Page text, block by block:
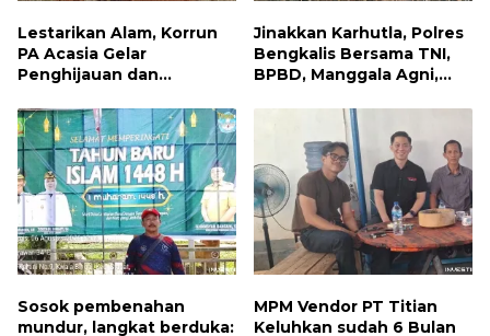
Lestarikan Alam, Korrun
PA Acasia Gelar
Penghijauan dan
Wujudkan Kepedulian
Lingkungan
Jinakkan Karhutla, Polres
Bengkalis Bersama TNI,
BPBD, Manggala Agni,
Berjibaku di Siak Kecil
dan Mandau
Sosok pembenahan
mundur, langkat berduka:
MPM Vendor PT Titian
Keluhkan sudah 6 Bulan